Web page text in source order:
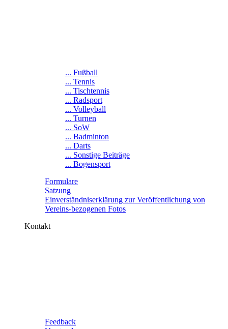
... Fußball
... Tennis
... Tischtennis
... Radsport
... Volleyball
... Turnen
... SoW
... Badminton
... Darts
... Sonstige Beiträge
... Bogensport
Formulare
Satzung
Einverständniserklärung zur Veröffentlichung von
Vereins-bezogenen Fotos
Kontakt
Feedback